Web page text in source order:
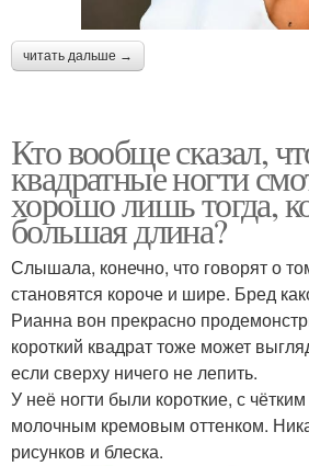
читать дальше →
Кто вообще сказал,
квадратные ногти
хорошо лишь тогда,
большая длина?
Слышала, конечно, что говорят о
становятся короче и шире. Бред
Рианна вон прекрасно
короткий квадрат тоже может
если сверху ничего не лепить.
У неё ногти были короткие, с
молочным кремовым оттенком.
рисунков и блеска.